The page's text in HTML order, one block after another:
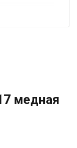
медная